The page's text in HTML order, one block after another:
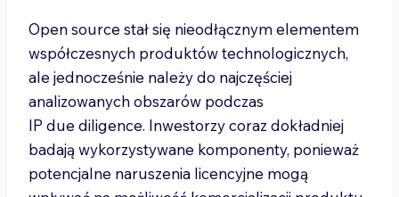
Open source stał się nieodłącznym elementem
współczesnych produktów technologicznych,
ale jednocześnie należy do najczęściej
analizowanych obszarów podczas
IP due diligence. Inwestorzy coraz dokładniej
badają wykorzystywane komponenty, ponieważ
potencjalne naruszenia licencyjne mogą